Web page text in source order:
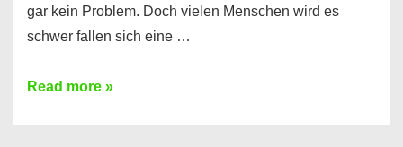
gar kein Problem. Doch vielen Menschen wird es
schwer fallen sich eine …
Kreditkarte
Read more »